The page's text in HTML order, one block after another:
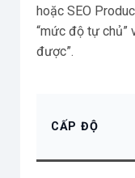
hoặc SEO
“mức độ tự chủ”
được”.
CẤP ĐỘ